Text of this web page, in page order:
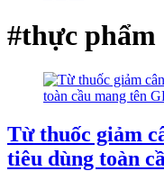
#thực phẩm
Từ thuốc giảm
tiêu dùng toàn